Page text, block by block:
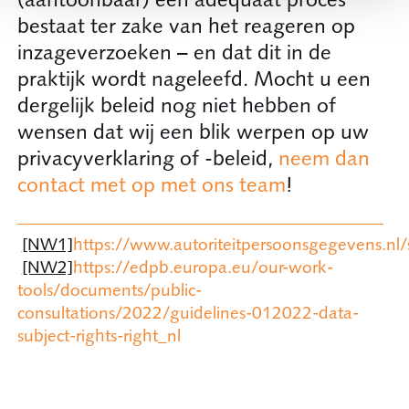
bestaat ter zake van het reageren op
inzageverzoeken – en dat dit in de
praktijk wordt nageleefd. Mocht u een
dergelijk beleid nog niet hebben of
wensen dat wij een blik werpen op uw
privacyverklaring of -beleid, neem dan
contact met op met ons team!
[NW1]https://
[NW2]https://edpb.europa.eu/our-work-
tools/documents/public-
consultations/2022/guidelines-012022-data-
subject-rights-right_nl